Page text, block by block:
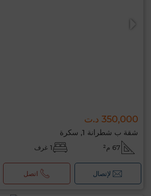
350,000 د.ت
شقة ب شطرانة 1, سكرة
67 م² 1 غرف
لإتصال اتصل